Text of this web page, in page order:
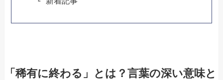
「稀有に終わる」とは？言葉の深い意味と